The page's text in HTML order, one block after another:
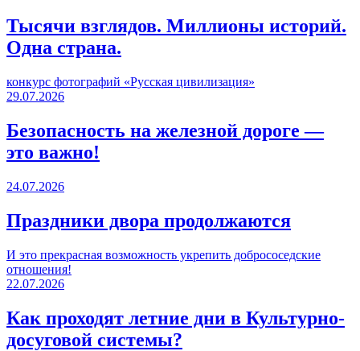
Тысячи взглядов. Миллионы историй.
Одна страна.
конкурс фотографий «Русская цивилизация»
29.07.2026
Безопасность на железной дороге —
это важно!
24.07.2026
Праздники двора продолжаются
И это прекрасная возможность укрепить добрососедские
отношения!
22.07.2026
Как проходят летние дни в Культурно-
досуговой системы?